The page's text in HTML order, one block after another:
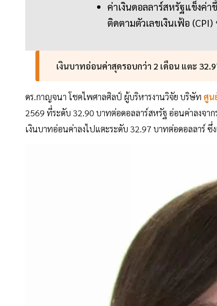
ค่าเงินดอลลาร์สหรัฐแข็งค่
ติดตามตัวเลขเงินเฟ้อ (CPI)
เงินบาทอ่อนค่าสุดรอบกว่า 2 เดือน แตะ
ดร.กาญจนา โชคไพศาลศิลป์ ผู้บริหารงานวิจัย บริษัท ศูน
2569 ที่ระดับ 32.90 บาทต่อดอลลาร์สหรัฐ อ่อนค่าลงจ
เงินบาทอ่อนค่าลงไปแตะระดับ 32.97 บาทต่อดอลลาร์ ซึ่